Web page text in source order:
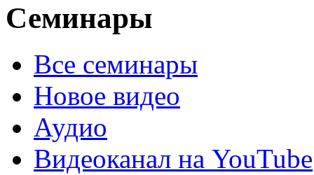
Семинары
Все семинары
Новое видео
Аудио
Видеоканал на YouTube